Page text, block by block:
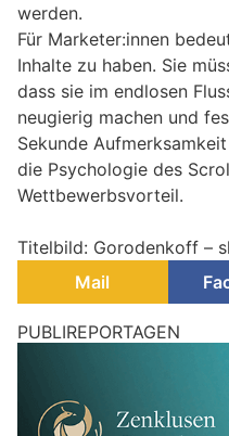
werden.
Für Marketer:innen
Inhalte zu haben. Sie
dass sie im endlosen
neugierig machen und
Sekunde
die Psychologie des
Wettbewerbsvorteil.
Titelbild: Gorodenkoff –
Mail